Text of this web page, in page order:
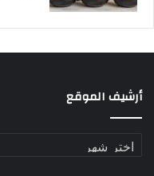
أرشيف الموقع
أرشيف